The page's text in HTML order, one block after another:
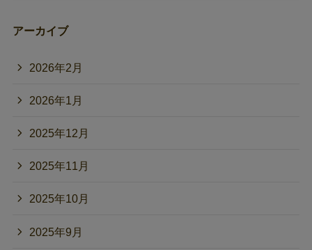
アーカイブ
2026年2月
2026年1月
2025年12月
2025年11月
2025年10月
2025年9月